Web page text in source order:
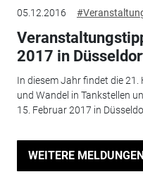
05.12.2016
2017 in
In diesem Jahr findet die
und Wandel in Tankstellen
15. Februar 2017 in
WEITERE